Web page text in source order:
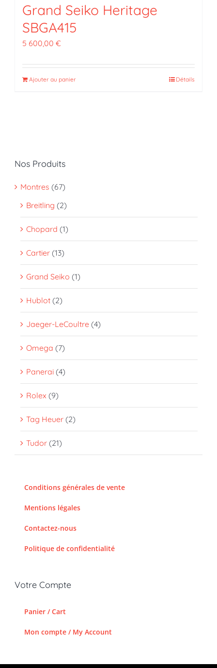
Grand Seiko Heritage
SBGA415
5 600,00 €
Ajouter au panier Détails
Nos Produits
Montres (67)
Breitling (2)
Chopard (1)
Cartier (13)
Grand Seiko (1)
Hublot (2)
Jaeger-LeCoultre (4)
Omega (7)
Panerai (4)
Rolex (9)
Tag Heuer (2)
Tudor (21)
Conditions générales de vente
Mentions légales
Contactez-nous
Politique de confidentialité
Votre Compte
Panier / Cart
Mon compte / My Account